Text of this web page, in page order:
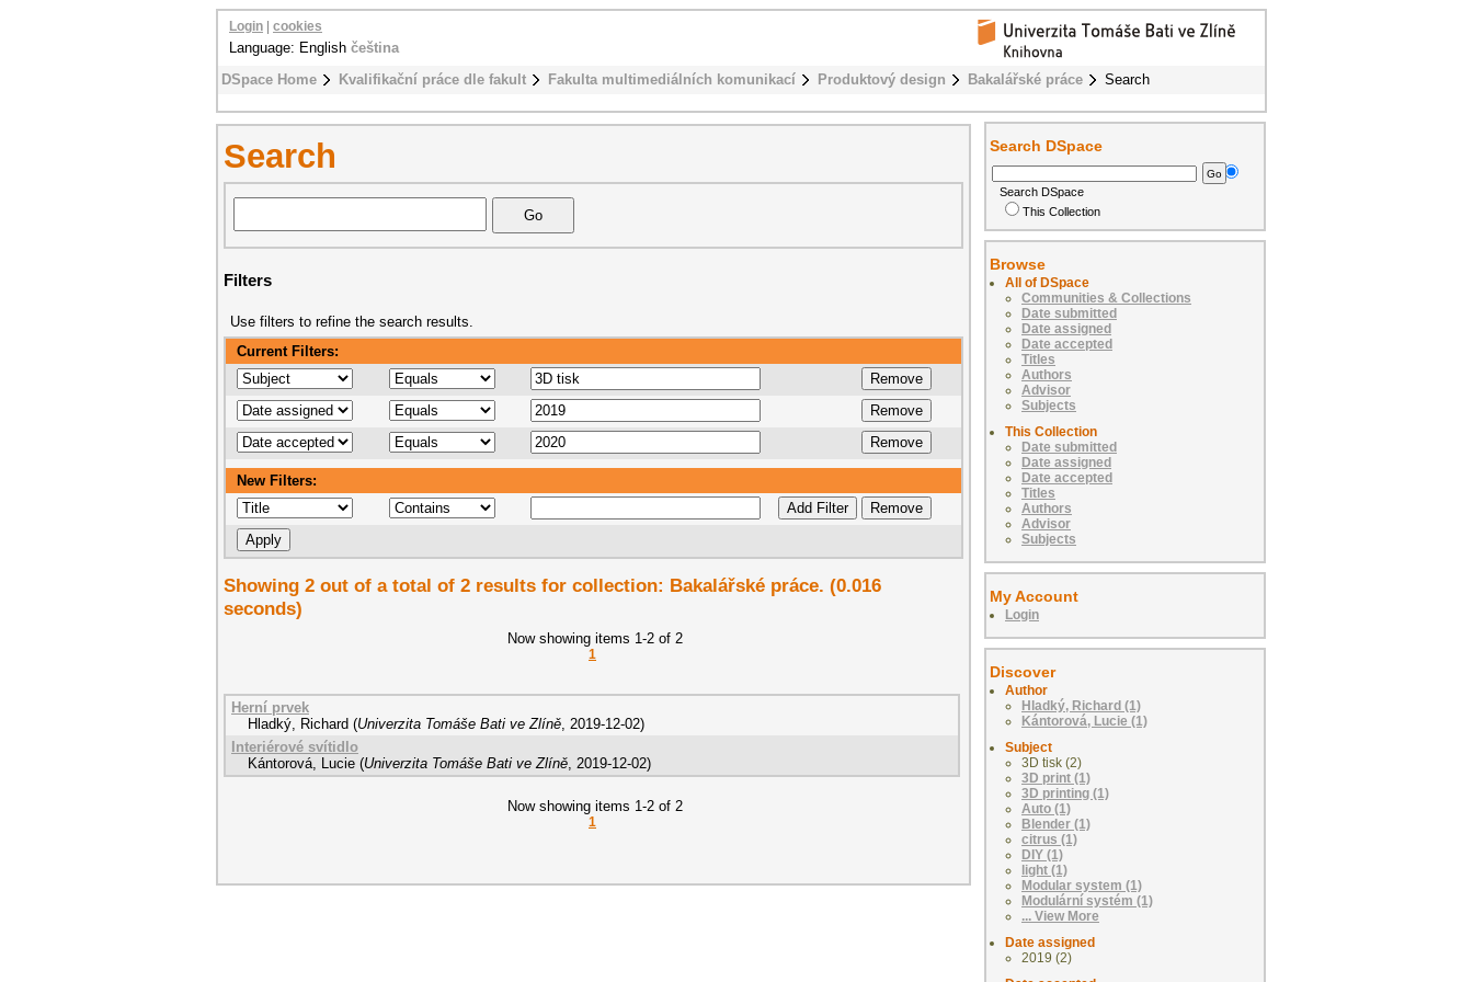
DSpace Home Kvalifikační práce dle fakult Fakulta multimediálních komunikací Produktový design Bakalářské práce Search
Login cookies
Language: English čeština
Search
Filters
Use filters to refine the search results.
Current Filters:
New Filters:
Showing 2 out of a total of 2 results for collection: Bakalářské práce. (0.016
seconds)
Now showing items 1-2 of 2
1
Herní prvek
Hladký, Richard (Univerzita Tomáše Bati ve Zlíně, 2019-12-02)
Interiérové svítidlo
Kántorová, Lucie (Univerzita Tomáše Bati ve Zlíně, 2019-12-02)
Now showing items 1-2 of 2
1
Search DSpace
Search DSpace
This Collection
Browse
All of DSpace
Communities & Collections
Date submitted
Date assigned
Date accepted
Titles
Authors
Advisor
Subjects
This Collection
Date submitted
Date assigned
Date accepted
Titles
Authors
Advisor
Subjects
My Account
Login
Discover
Author
Hladký, Richard (1)
Kántorová, Lucie (1)
Subject
3D tisk (2)
3D print (1)
3D printing (1)
Auto (1)
Blender (1)
citrus (1)
DIY (1)
light (1)
Modular system (1)
Modulární systém (1)
... View More
Date assigned
2019 (2)